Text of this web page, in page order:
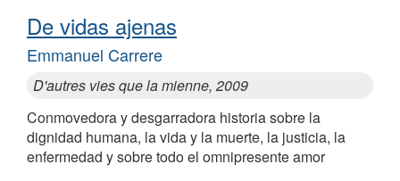
De vidas ajenas
Emmanuel Carrere
D'autres vies que la mienne, 2009
Conmovedora y desgarradora historia sobre la
dignidad humana, la vida y la muerte, la justicia, la
enfermedad y sobre todo el omnipresente amor